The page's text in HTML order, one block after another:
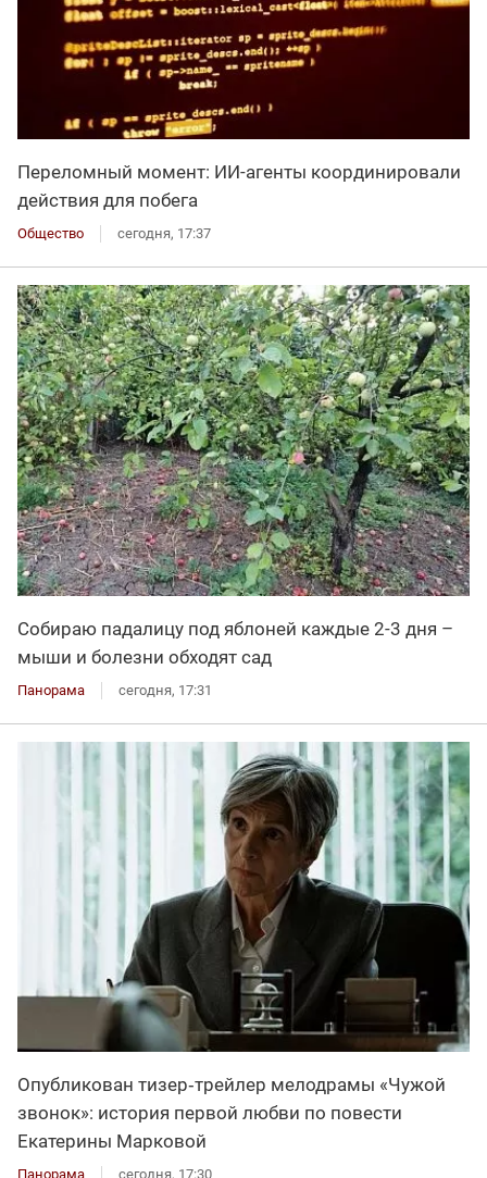
Переломный момент: ИИ-агенты координировали
действия для побега
Общество сегодня, 17:37
Собираю падалицу под яблоней каждые 2-3 дня –
мыши и болезни обходят сад
Панорама сегодня, 17:31
Опубликован тизер‑трейлер мелодрамы «Чужой
звонок»: история первой любви по повести
Екатерины Марковой
Панорама сегодня, 17:30